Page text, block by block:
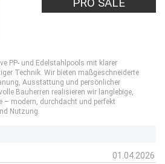
PP- und Edelstahlpools mit klarer
Technik. Wir bieten maßgeschneiderte
Ausstattung und persönlicher
Bauherren realisieren wir langlebige,
– modern, durchdacht und perfekt
Nutzung.
01.04.2026